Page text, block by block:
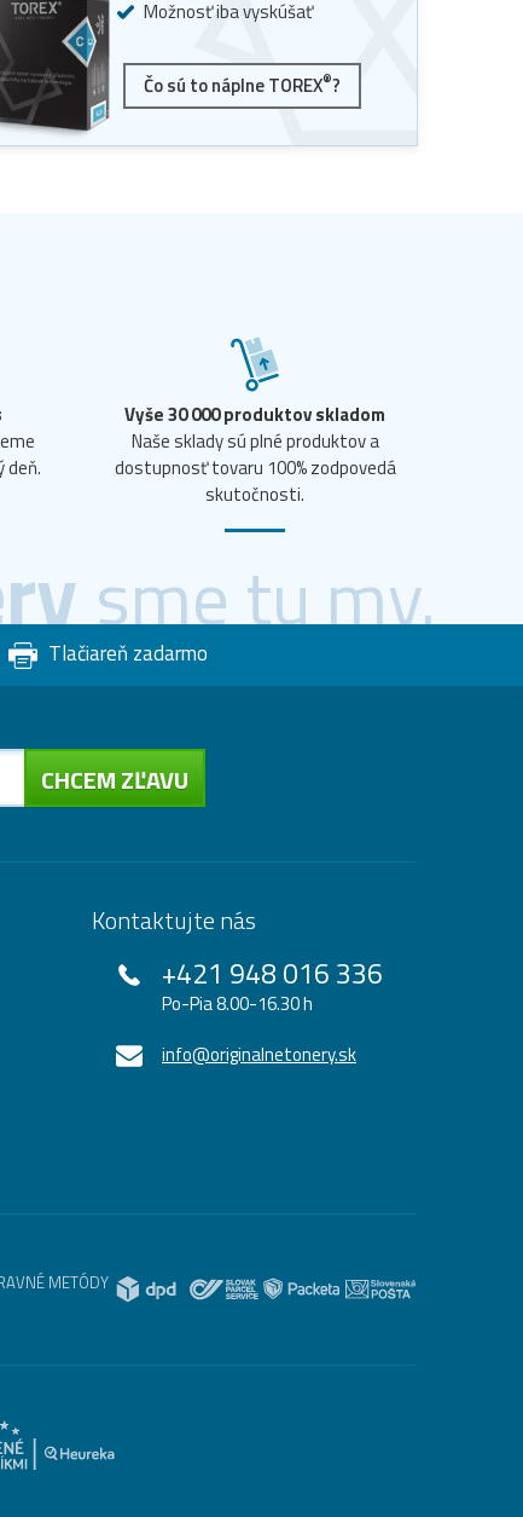
Možnosť iba vyskúšať
Čo sú to náplne TOREX®?
deň.
Vyše 30 000 produktov skladom
Naše sklady sú plné produktov a
dostupnosť tovaru 100% zodpovedá
skutočnosti.
sme tu my.
Tlačiareň zadarmo
CHCEM ZĽAVU
Kontaktujte nás
+421 948 016 336
Po-Pia 8.00-16.30 h
info@originalnetonery.sk
METÓDY